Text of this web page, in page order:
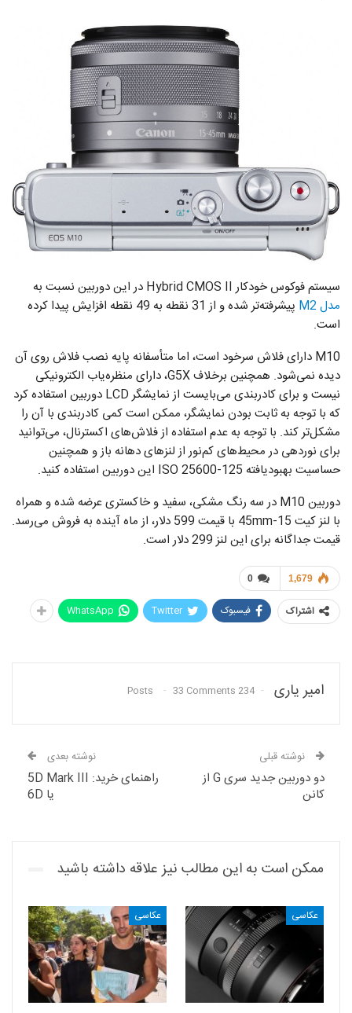
سیستم فوکوس خودکار Hybrid CMOS II در این دوربین نسبت به
مدل M2
پیشرفته‌تر شده و از 31 نقطه به 49 نقطه افزایش پیدا کرده
است.
M10 دارای فلاش سرخود است، اما متأسفانه پایه نصب فلاش روی آن
دیده نمی‌شود. همچنین برخلاف G5X، دارای منظره‌یاب الکترونیکی
نیست و برای کادربندی می‌بایست از نمایشگر LCD دوربین استفاده کرد
که با توجه به ثابت بودن نمایشگر، ممکن است کمی کادربندی با آن را
مشکل‌تر کند. با توجه به عدم استفاده از فلاش‌های اکسترنال، می‌توانید
برای نوردهی در محیط‌های کم‌نور از لنز‌های دهانه باز و همچنین
حساسیت بهبود‌یافته 125-25600 ISO این دوربین استفاده کنید.
دوربین M10 در سه رنگ مشکی، سفید و خاکستری عرضه شده و همراه
با لنز کیت 15-45mm با قیمت 599 دلار، از ماه آینده به فروش می‌رسد.
قیمت جداگانه برای این لنز 299 دلار است.
0 1,679
اشتراک فیسبوک Twitter
WhatsApp
امیر یاری 234 Posts
33 Comments
نوشته قبلی
دو دوربین جدید سری G از
کانن
نوشته بعدی
راهنمای خرید: 5D Mark III
یا 6D
ممکن است به این مطالب نیز علاقه داشته باشید
عکاسی عکاسی